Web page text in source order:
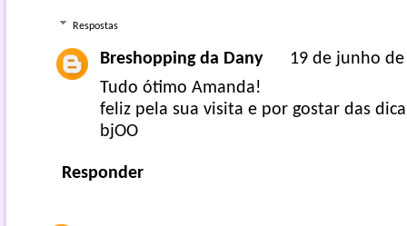
Respostas
Breshopping da Dany
19 de junho
Tudo ótimo Amanda!
feliz pela sua visita e por gostar das
bjOO
Responder